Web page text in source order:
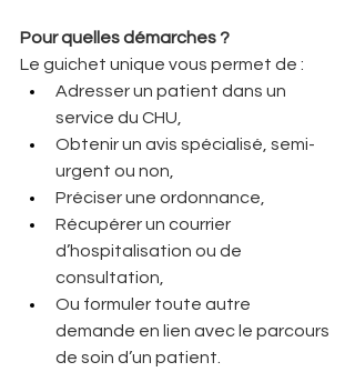
Pour quelles démarches ?
Le guichet unique vous permet de :
Adresser un patient dans un
service du CHU,
Obtenir un avis spécialisé, semi-
urgent ou non,
Préciser une ordonnance,
Récupérer un courrier
d’hospitalisation ou de
consultation,
Ou formuler toute autre
demande en lien avec le parcours
de soin d’un patient.